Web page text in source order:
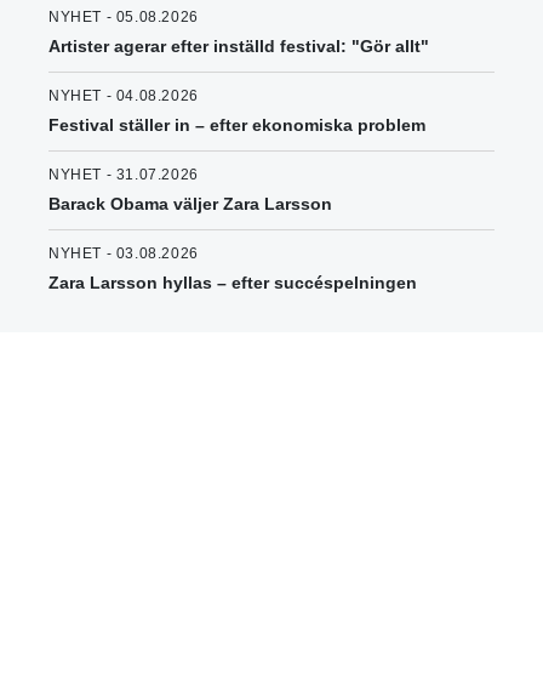
NYHET - 05.08.2026
Artister agerar efter inställd festival: "Gör allt"
NYHET - 04.08.2026
Festival ställer in – efter ekonomiska problem
NYHET - 31.07.2026
Barack Obama väljer Zara Larsson
NYHET - 03.08.2026
Zara Larsson hyllas – efter succéspelningen